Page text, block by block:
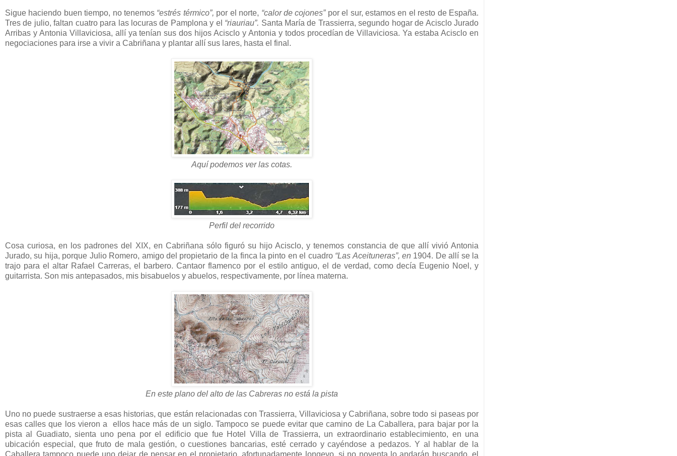
Sigue haciendo buen tiempo, no tenemos “estrés térmico”, por el norte, “calor de cojones”por el sur, estamos en el resto de España.
Tres de julio, faltan cuatro para las locuras de Pamplona y el “riauriau”. Santa María de Trassierra, segundo hogar de Acisclo Jurado
Arribas y Antonia Villaviciosa, allí ya tenían sus dos hijos Acisclo y Antonia y todos procedían de Villaviciosa. Ya estaba Acisclo en
negociaciones para irse a vivir a Cabriñana y plantar allí sus lares, hasta el final.
Aquí podemos ver las cotas.
Perfil del recorrido
Cosa curiosa, en los padrones del XIX, en Cabriñana sólo figuró su hijo Acisclo, y tenemos constancia de que allí vivió Antonia
Jurado, su hija, porque Julio Romero, amigo del propietario de la finca la pinto en el cuadro “Las Aceituneras”, en 1904. De allí se la
trajo para el altar Rafael Carreras, el barbero. Cantaor flamenco por el estilo antiguo, el de verdad, como decía Eugenio Noel, y
guitarrista. Son mis antepasados, mis bisabuelos y abuelos, respectivamente, por línea materna.
En este plano del alto de las Cabreras no está la pista
Uno no puede sustraerse a esas historias, que están relacionadas con Trassierra, Villaviciosa y Cabriñana, sobre todo si paseas por
esas calles que los vieron a ellos hace más de un siglo. Tampoco se puede evitar que camino de La Caballera, para bajar por la
pista al Guadiato, sienta uno pena por el edificio que fue Hotel Villa de Trassierra, un extraordinario establecimiento, en una
ubicación especial, que fruto de mala gestión, o cuestiones bancarias, esté cerrado y cayéndose a pedazos. Y al hablar de la
Caballera tampoco puede uno dejar de pensar en el propietario, afortunadamente longevo, si no noventa lo andarán buscando, el